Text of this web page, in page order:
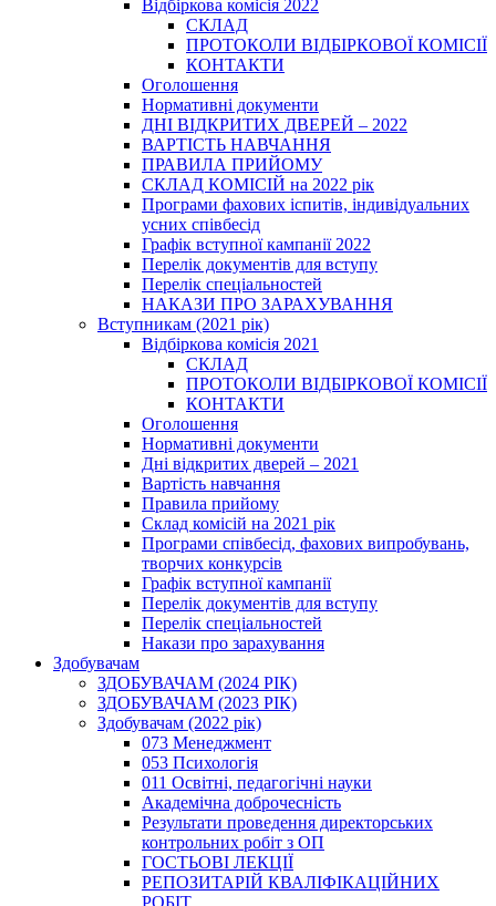
Відбіркова комісія 2022
СКЛАД
ПРОТОКОЛИ ВІДБІРКОВОЇ КОМІСІЇ
КОНТАКТИ
Оголошення
Нормативні документи
ДНІ ВІДКРИТИХ ДВЕРЕЙ – 2022
ВАРТІСТЬ НАВЧАННЯ
ПРАВИЛА ПРИЙОМУ
СКЛАД КОМІСІЙ на 2022 рік
Програми фахових іспитів, індивідуальних
усних співбесід
Графік вступної кампанії 2022
Перелік документів для вступу
Перелік спеціальностей
НАКАЗИ ПРО ЗАРАХУВАННЯ
Вступникам (2021 рік)
Відбіркова комісія 2021
СКЛАД
ПРОТОКОЛИ ВІДБІРКОВОЇ КОМІСІЇ
КОНТАКТИ
Оголошення
Нормативні документи
Дні відкритих дверей – 2021
Вартість навчання
Правила прийому
Склад комісій на 2021 рік
Програми співбесід, фахових випробувань,
творчих конкурсів
Графік вступної кампанії
Перелік документів для вступу
Перелік спеціальностей
Накази про зарахування
Здобувачам
ЗДОБУВАЧАМ (2024 РІК)
ЗДОБУВАЧАМ (2023 РІК)
Здобувачам (2022 рік)
073 Менеджмент
053 Психологія
011 Освітні, педагогічні науки
Академічна доброчесність
Результати проведення директорських
контрольних робіт з ОП
ГОСТЬОВІ ЛЕКЦІЇ
РЕПОЗИТАРІЙ КВАЛІФІКАЦІЙНИХ
РОБІТ